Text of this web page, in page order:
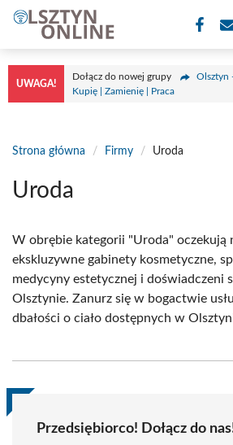
Przejdź
treści
UWAGA!
Dołącz do nowej grupy
Olsztyn
Kupię | Zamienię | Praca
Strona główna / Firmy / Uroda
Uroda
W obrębie kategorii "Uroda" oczekują
ekskluzywne gabinety kosmetyczne,
medycyny estetycznej i doświadczeni
Olsztynie. Zanurz się w bogactwie
dbałości o ciało dostępnych w
Przedsiębiorco! Dołącz do